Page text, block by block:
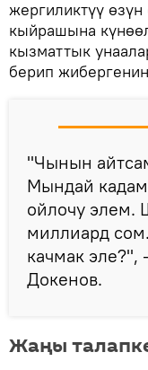
жергиликтүү
кыйрашына
кызматтык
берип
"Чынын
Мындай
ойлочу
миллиард
качмак эле?",
Докенов.
Жаңы